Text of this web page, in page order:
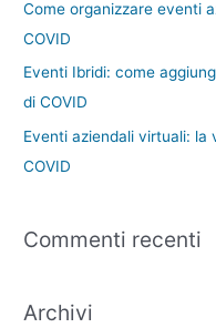
Come organizzare eventi
COVID
Eventi Ibridi: come
di COVID
Eventi aziendali virtuali: la
COVID
Commenti recenti
Archivi